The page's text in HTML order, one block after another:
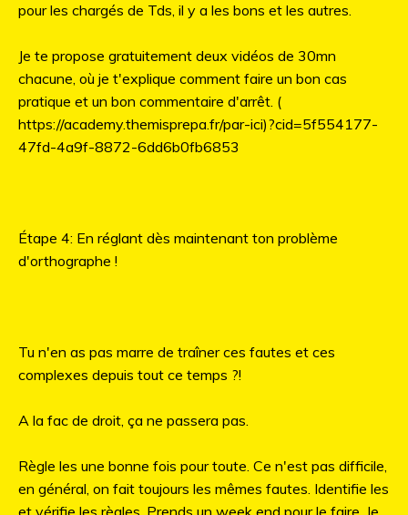
pour les chargés de Tds, il y a les bons et les autres.
Je te propose gratuitement deux vidéos de 30mn
chacune, où je t'explique comment faire un bon cas
pratique et un bon commentaire d'arrêt. (
https://academy.themisprepa.fr/par-ici)?cid=5f554177-
47fd-4a9f-8872-6dd6b0fb6853
Étape 4: En réglant dès maintenant ton problème
d'orthographe !
Tu n'en as pas marre de traîner ces fautes et ces
complexes depuis tout ce temps ?!
A la fac de droit, ça ne passera pas.
Règle les une bonne fois pour toute. Ce n'est pas difficile,
en général, on fait toujours les mêmes fautes. Identifie les
et vérifie les règles. Prends un week end pour le faire. Je